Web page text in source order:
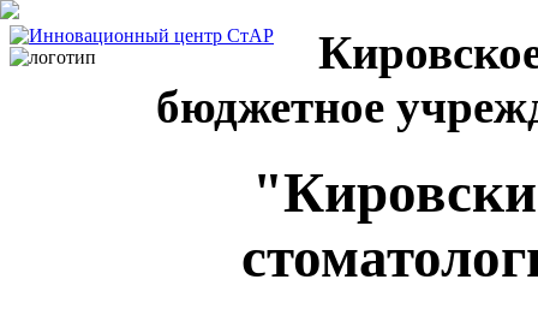
бюджетное